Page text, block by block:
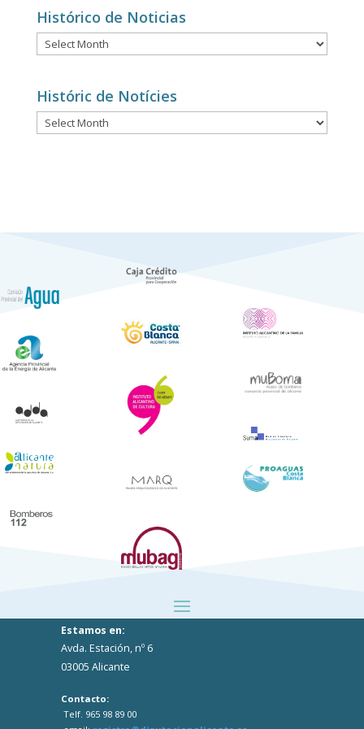
Histórico de Noticias
Histórico
de
Históric de Notícies
Históric
de
Estamos en:
Avda. Estación, nº 6
03005 Alicante
Contacto:
Telf. 965 98 89 00